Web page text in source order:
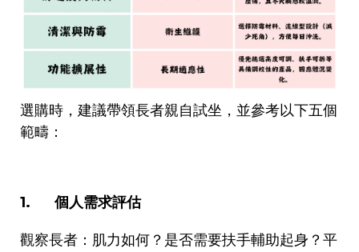
選購時，建議帶領長者親自試坐，並參考以下五個
範疇：
1. 個人需求評估
觀察長者：肌力如何？是否需要扶手輔助起身？平